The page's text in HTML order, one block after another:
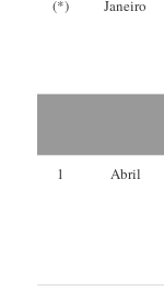
(*) Janeiro
1 Abril